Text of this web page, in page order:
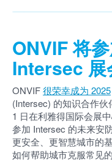
ONVIF 将
Intersec 展
ONVIF很荣幸成为 2025
(Intersec) 的知识合作伙
1 日在利雅得国际会展
参加 Intersec 的未来安
更安全、更智慧城市的
如何帮助城市克服常见